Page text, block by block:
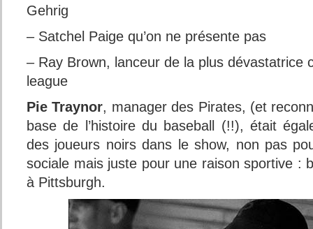
Gehrig
– Satchel Paige qu’on ne présente pas
– Ray Brown, lanceur de la plus dévastatrice
league
Pie Traynor, manager des Pirates, (et
base de l’histoire du baseball (!!), était
des joueurs noirs dans le show, non pas
sociale mais juste pour une raison sportive :
à Pittsburgh.